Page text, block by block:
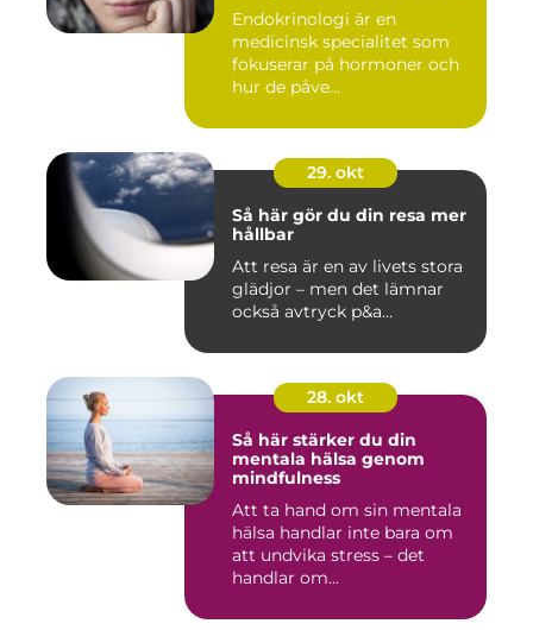
Endokrinologi är en
medicinsk specialitet som
fokuserar på hormoner och
hur de påve...
29. okt
Så här gör du din resa mer
hållbar
Att resa är en av livets stora
glädjor – men det lämnar
också avtryck p&a...
28. okt
Så här stärker du din
mentala hälsa genom
mindfulness
Att ta hand om sin mentala
hälsa handlar inte bara om
att undvika stress – det
handlar om...